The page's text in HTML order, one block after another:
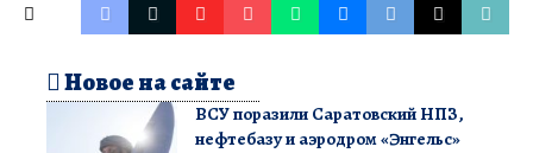
Новое на сайте
ВСУ поразили Саратовский НПЗ,
нефтебазу и аэродром «Энгельс»